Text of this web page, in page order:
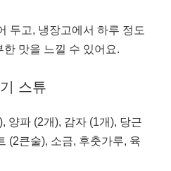
두고, 냉장고에서 하루 정도
맛을 느낄 수 있어요.
스튜
양파 (2개), 감자 (1개), 당근
(2큰술), 소금, 후춧가루, 육